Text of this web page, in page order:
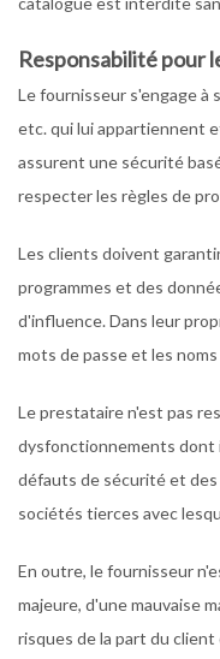
Responsabilité pour
Le fournisseur s'engage à
etc. qui lui appartiennent
assurent une sécurité
respecter les règles de
Les clients doivent
programmes et des
d'influence. Dans leur
mots de passe et les
Le prestataire n'est pas
dysfonctionnements dont
défauts de sécurité et
sociétés tierces avec
En outre, le fournisseur
majeure, d'une mauvaise
risques de la part du